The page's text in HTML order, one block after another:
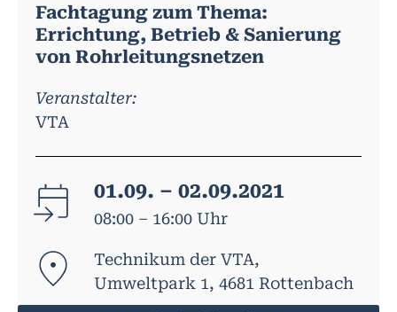
Fachtagung zum Thema:
Errichtung, Betrieb & Sanierung
von Rohrleitungsnetzen
Veranstalter:
VTA
01.09. – 02.09.2021
08:00 – 16:00 Uhr
Technikum der VTA,
Umweltpark 1, 4681 Rottenbach